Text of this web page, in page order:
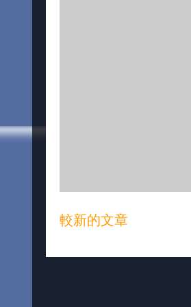
較新的文章